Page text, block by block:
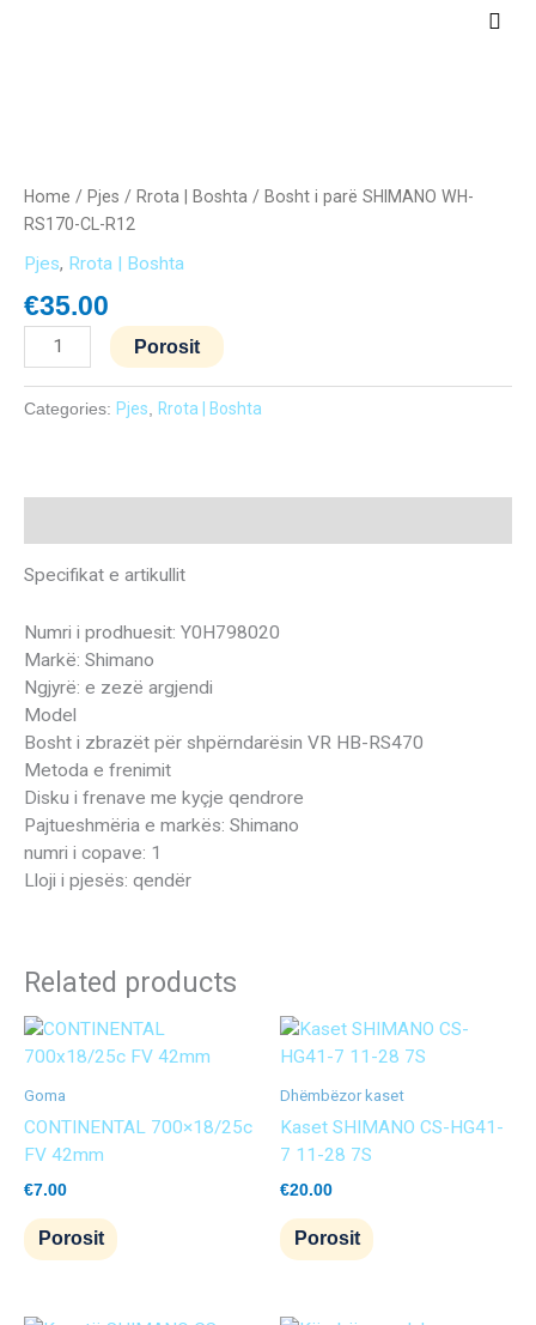
Main
Home / Pjes / Rrota | Boshta / Bosht i parë SHIMANO WH-
RS170-CL-R12
Pjes, Rrota | Boshta
€35.00
parë
SHIMANO
RS170-
CL-
R12
quantity
Porosit
Categories: Pjes Rrota | Boshta
Specifikat e artikullit
Numri i prodhuesit: Y0H798020
Markë: Shimano
Ngjyrë: e zezë argjendi
Model
Bosht i zbrazët për shpërndarësin VR HB-RS470
Metoda e frenimit
Disku i frenave me kyçje qendrore
Pajtueshmëria e markës: Shimano
numri i copave: 1
Lloji i pjesës: qendër
Related products
Goma
CONTINENTAL 700×18/25c
FV 42mm
€7.00
Porosit
Dhëmbëzor kaset
Kaset SHIMANO CS-HG41-
7 11-28 7S
€20.00
Porosit